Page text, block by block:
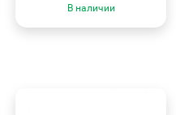
В наличии